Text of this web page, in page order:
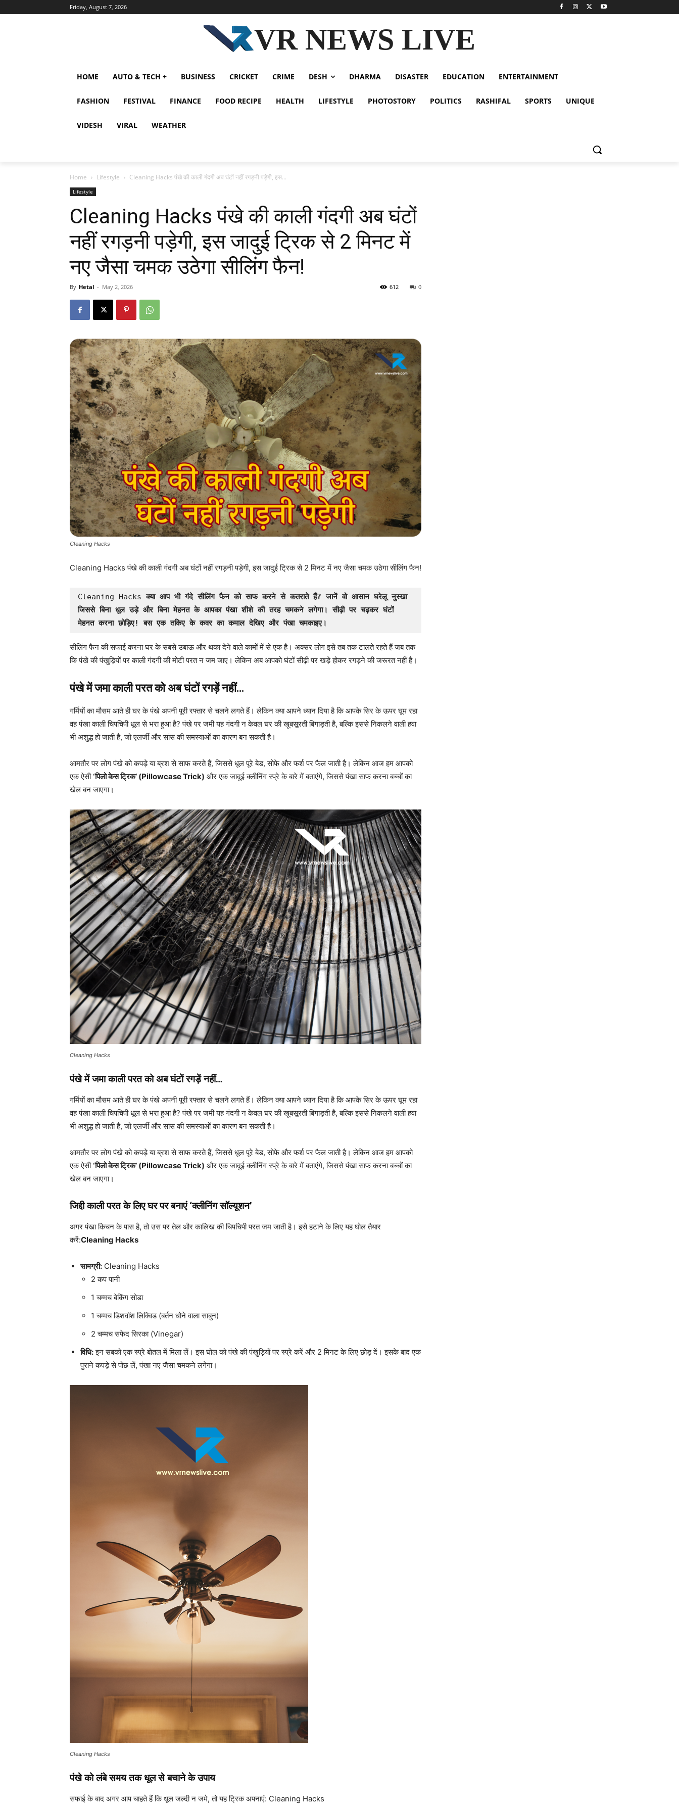
Friday, August 7, 2026
VR NEWS LIVE
HOME AUTO & TECH + BUSINESS CRICKET CRIME DESH DHARMA DISASTER EDUCATION ENTERTAINMENT
FASHION FESTIVAL FINANCE FOOD RECIPE HEALTH LIFESTYLE PHOTOSTORY POLITICS RASHIFAL SPORTS UNIQUE
VIDESH VIRAL WEATHER
Home Lifestyle Cleaning Hacks पंखे की काली गंदगी अब घंटों नहीं रगड़नी पड़ेगी, इस...
Lifestyle
Cleaning Hacks पंखे की काली गंदगी अब घंटों
नहीं रगड़नी पड़ेगी, इस जादुई ट्रिक से 2 मिनट में
नए जैसा चमक उठेगा सीलिंग फैन!
By Hetal - May 2, 2026 0
612
Cleaning Hacks
Cleaning Hacks पंखे की काली गंदगी अब घंटों नहीं रगड़नी पड़ेगी, इस जादुई ट्रिक से 2 मिनट में नए जैसा चमक उठेगा सीलिंग फैन!
Cleaning Hacks क्या आप भी गंदे सीलिंग फैन को साफ करने से कतराते हैं? जानें वो आसान घरेलू नुस्खा
जिससे बिना धूल उड़े और बिना मेहनत के आपका पंखा शीशे की तरह चमकने लगेगा। सीढ़ी पर चढ़कर घंटों
मेहनत करना छोड़िए! बस एक तकिए के कवर का कमाल देखिए और पंखा चमकाइए।
सीलिंग फैन की सफाई करना घर के सबसे उबाऊ और थका देने वाले कामों में से एक है। अक्सर लोग इसे तब तक टालते रहते हैं जब तक
कि पंखे की पंखुड़ियों पर काली गंदगी की मोटी परत न जम जाए। लेकिन अब आपको घंटों सीढ़ी पर खड़े होकर रगड़ने की जरूरत नहीं है।
पंखे में जमा काली परत को अब घंटों रगड़ें नहीं…
गर्मियों का मौसम आते ही घर के पंखे अपनी पूरी रफ्तार से चलने लगते हैं। लेकिन क्या आपने ध्यान दिया है कि आपके सिर के ऊपर घूम रहा
वह पंखा काली चिपचिपी धूल से भरा हुआ है? पंखे पर जमी यह गंदगी न केवल घर की खूबसूरती बिगाड़ती है, बल्कि इससे निकलने वाली हवा
भी अशुद्ध हो जाती है, जो एलर्जी और सांस की समस्याओं का कारण बन सकती है।
आमतौर पर लोग पंखे को कपड़े या ब्रश से साफ करते हैं, जिससे धूल पूरे बेड, सोफे और फर्श पर फैल जाती है। लेकिन आज हम आपको
एक ऐसी‘पिलो केस ट्रिक’ (Pillowcase Trick) और एक जादुई क्लीनिंग स्प्रे के बारे में बताएंगे, जिससे पंखा साफ करना बच्चों का
खेल बन जाएगा।
Cleaning Hacks
पंखे में जमा काली परत को अब घंटों रगड़ें नहीं…
गर्मियों का मौसम आते ही घर के पंखे अपनी पूरी रफ्तार से चलने लगते हैं। लेकिन क्या आपने ध्यान दिया है कि आपके सिर के ऊपर घूम रहा
वह पंखा काली चिपचिपी धूल से भरा हुआ है? पंखे पर जमी यह गंदगी न केवल घर की खूबसूरती बिगाड़ती है, बल्कि इससे निकलने वाली हवा
भी अशुद्ध हो जाती है, जो एलर्जी और सांस की समस्याओं का कारण बन सकती है।
आमतौर पर लोग पंखे को कपड़े या ब्रश से साफ करते हैं, जिससे धूल पूरे बेड, सोफे और फर्श पर फैल जाती है। लेकिन आज हम आपको
एक ऐसी‘पिलो केस ट्रिक’ (Pillowcase Trick) और एक जादुई क्लीनिंग स्प्रे के बारे में बताएंगे, जिससे पंखा साफ करना बच्चों का
खेल बन जाएगा।
जिद्दी काली परत के लिए घर पर बनाएं ‘क्लीनिंग सॉल्यूशन’
अगर पंखा किचन के पास है, तो उस पर तेल और कालिख की चिपचिपी परत जम जाती है। इसे हटाने के लिए यह घोल तैयार
करें:Cleaning Hacks
सामग्री: Cleaning Hacks
2 कप पानी
1 चम्मच बेकिंग सोडा
1 चम्मच डिशवॉश लिक्विड (बर्तन धोने वाला साबुन)
2 चम्मच सफेद सिरका (Vinegar)
विधि:इन सबको एक स्प्रे बोतल में मिला लें। इस घोल को पंखे की पंखुड़ियों पर स्प्रे करें और 2 मिनट के लिए छोड़ दें। इसके बाद एक
पुराने कपड़े से पोंछ लें, पंखा नए जैसा चमकने लगेगा।
Cleaning Hacks
पंखे को लंबे समय तक धूल से बचाने के उपाय
सफाई के बाद अगर आप चाहते हैं कि धूल जल्दी न जमे, तो यह ट्रिक अपनाएं: Cleaning Hacks